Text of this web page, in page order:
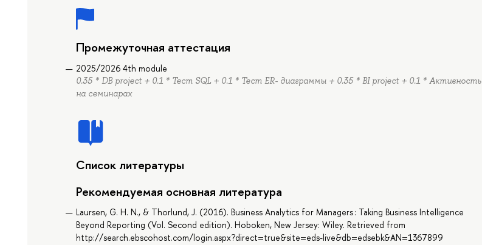
Промежуточная аттестация
2025/2026 4th module
0.35 * DB project + 0.1 * Тест SQL + 0.1 * Тест ER- диаграммы + 0.35 * BI project + 0.1 * Активность
на семинарах
Список литературы
Рекомендуемая основная литература
Laursen, G. H. N., & Thorlund, J. (2016). Business Analytics for Managers : Taking Business Intelligence
Beyond Reporting (Vol. Second edition). Hoboken, New Jersey: Wiley. Retrieved from
http://search.ebscohost.com/login.aspx?direct=true&site=eds-live&db=edsebk&AN=1367899